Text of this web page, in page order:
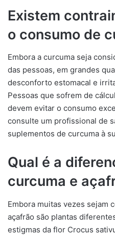
Existem
o consumo de
Embora a curcuma seja
das pessoas, em grandes
desconforto estomacal e
Pessoas que sofrem de
devem evitar o consumo
consulte um profissional de
suplementos de curcuma à
Qual é a
curcuma e
Embora muitas vezes sejam
açafrão são plantas
estigmas da flor Crocus